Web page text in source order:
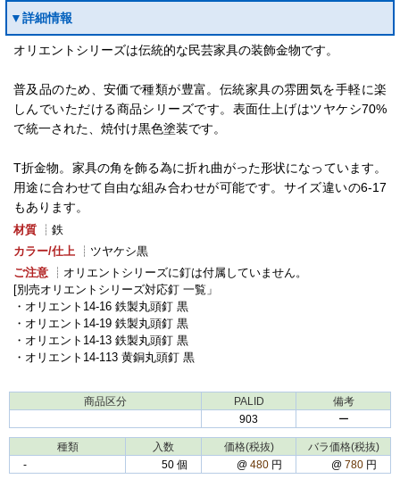
▼詳細情報
オリエントシリーズは伝統的な民芸家具の装飾金物です。
普及品のため、安価で種類が豊富。伝統家具の雰囲気を手軽に楽
しんでいただける商品シリーズです。表面仕上げはツヤケシ70%
で統一された、焼付け黒色塗装です。
T折金物。家具の角を飾る為に折れ曲がった形状になっています。
用途に合わせて自由な組み合わせが可能です。サイズ違いの6-17
もあります。
材質
┊鉄
カラー/仕上
┊ツヤケシ黒
ご注意
┊オリエントシリーズに釘は付属していません。
[別売オリエントシリーズ対応釘 一覧」
・オリエント14-16 鉄製丸頭釘 黒
・オリエント14-19 鉄製丸頭釘 黒
・オリエント14-13 鉄製丸頭釘 黒
・オリエント14-113 黄銅丸頭釘 黒
商品区分 PALID
備考
903
ー
種類 入数 価格(税抜)
バラ価格(税抜)
‐
50 個 @ 480 円 @ 780 円